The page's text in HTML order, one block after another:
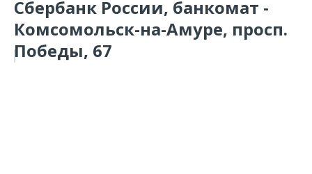
Сбербанк России, банкомат -
Комсомольск-на-Амуре, просп.
Победы, 67